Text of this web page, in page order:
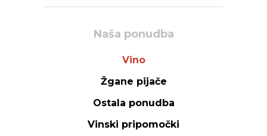
Naša ponudba
Vino
Žgane pijače
Ostala ponudba
Vinski pripomočki